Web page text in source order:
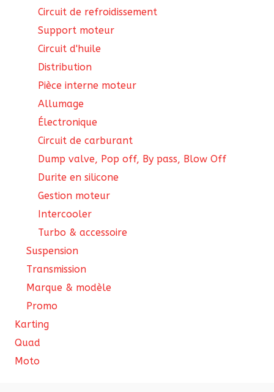
Circuit de refroidissement
Support moteur
Circuit d'huile
Distribution
Pièce interne moteur
Allumage
Électronique
Circuit de carburant
Dump valve, Pop off, By pass, Blow Off
Durite en silicone
Gestion moteur
Intercooler
Turbo & accessoire
Suspension
Transmission
Marque & modèle
Promo
Karting
Quad
Moto